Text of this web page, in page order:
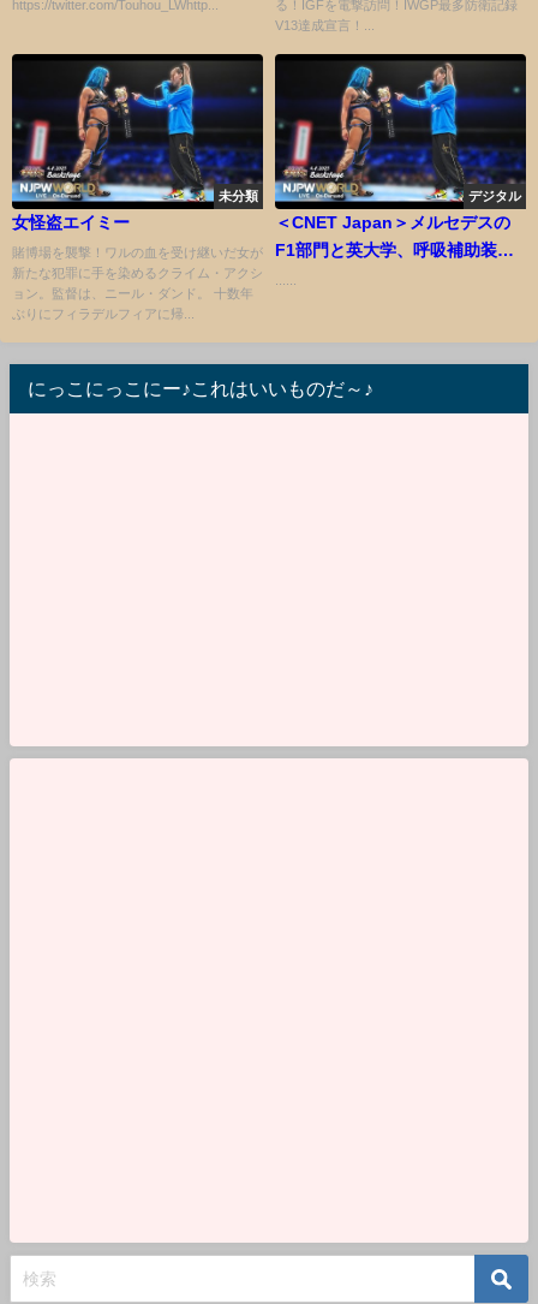
https://twitter.com/Touhou_LWhttp...
ム【STARDOM】
る！IGFを電撃訪問！IWGP最多防衛記録
V13達成宣言！...
未分類
女怪盗エイミー
賭博場を襲撃！ワルの血を受け継いだ女が
新たな犯罪に手を染めるクライム・アクシ
ョン。監督は、ニール・ダンド。 十数年
ぶりにフィラデルフィアに帰...
デジタル
＜CNET Japan＞メルセデスの
F1部門と英大学、呼吸補助装置
にっこにっこにー♪これはいいものだ～♪